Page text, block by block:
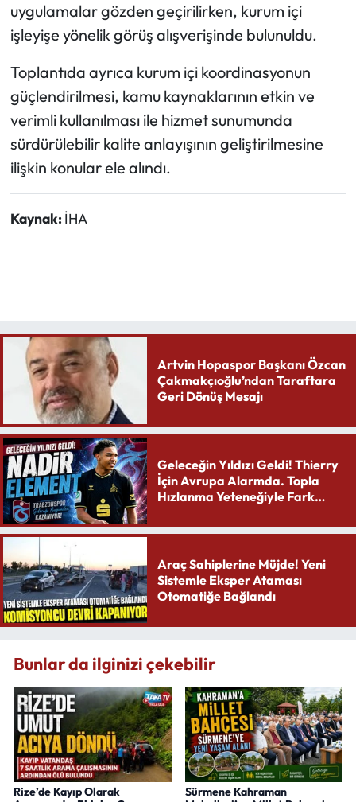
uygulamalar gözden geçirilirken, kurum içi
işleyişe yönelik görüş alışverişinde bulunuldu.
Toplantıda ayrıca kurum içi koordinasyonun
güçlendirilmesi, kamu kaynaklarının etkin ve
verimli kullanılması ile hizmet sunumunda
sürdürülebilir kalite anlayışının geliştirilmesine
ilişkin konular ele alındı.
Kaynak: İHA
Artvin Hopaspor Başkanı Özcan
Çakmakçıoğlu’ndan Taraftara
Geri Dönüş Mesajı
Geleceğin Yıldızı Geldi! Thierry
İçin Avrupa Alarmda. Topla
Hızlanma Yeteneğiyle Fark
Araç Sahiplerine Müjde! Yeni
Sistemle Eksper Ataması
Otomatiğe Bağlandı
Bunlar da ilginizi çekebilir
Rize’de Kayıp Olarak
Sürmene Kahraman